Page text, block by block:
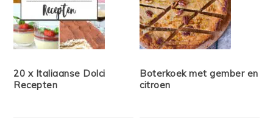
20 x Italiaanse Dolci
Recepten
Boterkoek met gember en
citroen